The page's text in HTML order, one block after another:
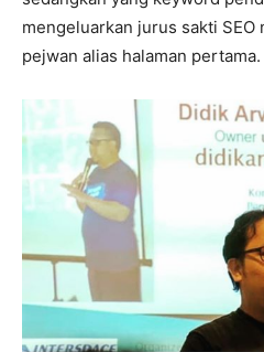
mengeluarkan jurus sakti SEO
pejwan alias halaman pertama.